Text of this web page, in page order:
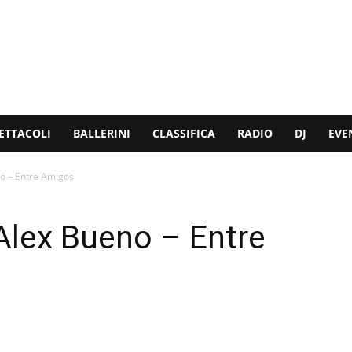
BALLERINI CLASSIFICA RADIO DJ
– Entre Amigos
Bueno – Entre